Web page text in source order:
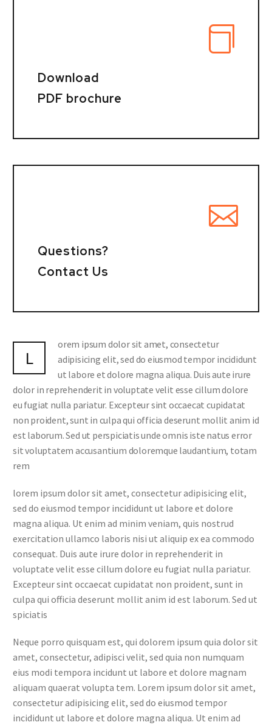
Download
PDF brochure
Questions?
Contact Us
L
orem ipsum dolor sit amet, consectetur
adipisicing elit, sed do eiusmod tempor incididunt
ut labore et dolore magna aliqua. Duis aute irure
dolor in reprehenderit in voluptate velit esse cillum dolore
eu fugiat nulla pariatur. Excepteur sint occaecat cupidatat
non proident, sunt in culpa qui officia deserunt mollit anim id
est laborum. Sed ut perspiciatis unde omnis iste natus error
sit voluptatem accusantium doloremque laudantium, totam
rem
lorem ipsum dolor sit amet, consectetur adipisicing elit,
sed do eiusmod tempor incididunt ut labore et dolore
magna aliqua. Ut enim ad minim veniam, quis nostrud
exercitation ullamco laboris nisi ut aliquip ex ea commodo
consequat. Duis aute irure dolor in reprehenderit in
voluptate velit esse cillum dolore eu fugiat nulla pariatur.
Excepteur sint occaecat cupidatat non proident, sunt in
culpa qui officia deserunt mollit anim id est laborum. Sed ut
spiciatis
Neque porro quisquam est, qui dolorem ipsum quia dolor sit
amet, consectetur, adipisci velit, sed quia non numquam
eius modi tempora incidunt ut labore et dolore magnam
aliquam quaerat volupta tem. Lorem ipsum dolor sit amet,
consectetur adipisicing elit, sed do eiusmod tempor
incididunt ut labore et dolore magna aliqua. Ut enim ad